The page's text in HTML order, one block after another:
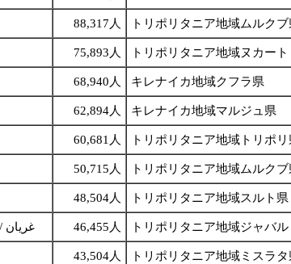
88,317人 トリポリタニア地域ムルクブ
75,893人 トリポリタニア地域ヌカー
68,940人 キレナイカ地域クフラ県
62,894人 キレナイカ地域マルジュ県
60,681人 トリポリタニア地域トリポリ
50,715人 トリポリタニア地域ムルクブ
48,504人 トリポリタニア地域スルト県
ガリヤン / Gharyan, Ghiryan or Gharian / غريان 46,455人 トリポリタニア地域ジャバ
43,504人 トリポリタニア地域ミスラタ